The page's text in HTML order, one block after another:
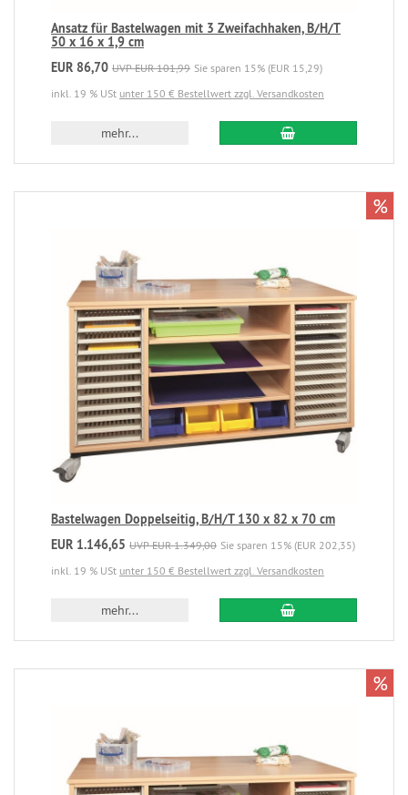
Ansatz für Bastelwagen mit 3 Zweifachhaken, B/H/T
50 x 16 x 1,9 cm
EUR 86,70 UVP EUR 101,99 Sie sparen 15% (EUR 15,29)
inkl. 19 % USt unter 150 € Bestellwert zzgl. Versandkosten
mehr...
Bastelwagen Doppelseitig, B/H/T 130 x 82 x 70 cm
EUR 1.146,65 UVP EUR 1.349,00 Sie sparen 15% (EUR 202,35)
inkl. 19 % USt unter 150 € Bestellwert zzgl. Versandkosten
mehr...
%
%